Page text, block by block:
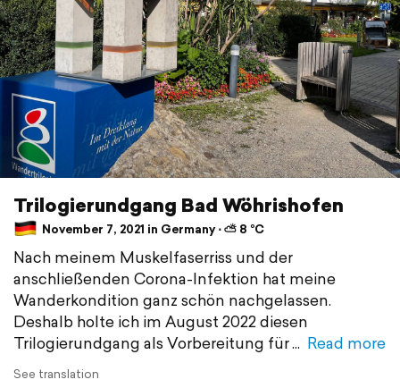
Trilogierundgang Bad Wöhrishofen
November 7, 2021 in Germany ⋅ ⛅ 8 °C
Nach meinem Muskelfaserriss und der
anschließenden Corona-Infektion hat meine
Wanderkondition ganz schön nachgelassen.
Deshalb holte ich im August 2022 diesen
Trilogierundgang als Vorbereitung für
Read more
See translation